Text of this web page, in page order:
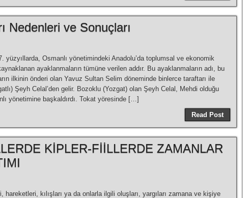
Nedenleri ve Sonuçları
yüzyıllarda, Osmanlı yönetimindeki Anadolu’da toplumsal ve ekonomik
ayaklanmaların tümüne verilen addır. Bu ayaklanmaların adı, bu
ilkinin önderi olan Yavuz Sultan Selim döneminde binlerce taraftarı ile
Şeyh Celal’den gelir. Bozoklu (Yozgat) olan Şeyh Celal, Mehdi olduğu
yönetimine başkaldırdı. Tokat yöresinde […]
Read Post
KİPLER-FİİLLERDE ZAMANLAR
hareketleri, kılışları ya da onlarla ilgili oluşları, yargıları zamana ve kişiye